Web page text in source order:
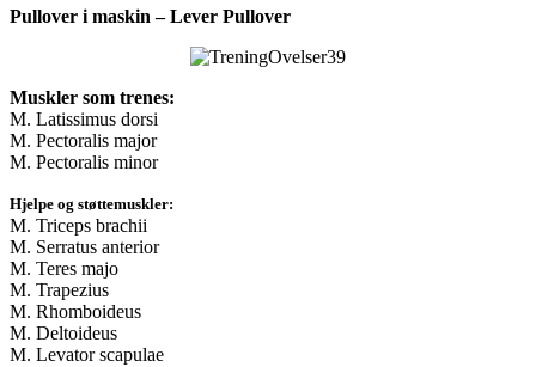
Pullover i maskin – Lever Pullover
Muskler som trenes:
M. Latissimus dorsi
M. Pectoralis major
M. Pectoralis minor
Hjelpe og støttemuskler:
M. Triceps brachii
M. Serratus anterior
M. Teres majo
M. Trapezius
M. Rhomboideus
M. Deltoideus
M. Levator scapulae